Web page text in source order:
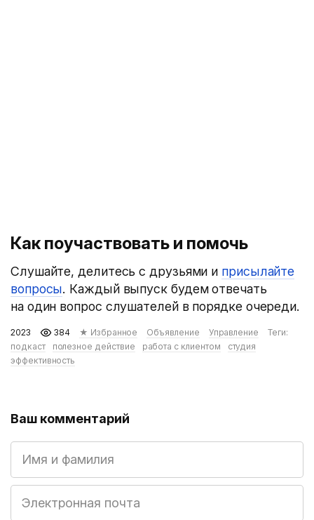
Как поучаствовать и помочь
Слушайте, делитесь с друзьями и присылайте
вопросы. Каждый выпуск будем отвечать
на один вопрос слушателей в порядке очереди.
2023 384 ★ Избранное Объявление Управление
Теги:
подкаст
полезное действие работа с клиентом
студия
эффективность
Ваш комментарий